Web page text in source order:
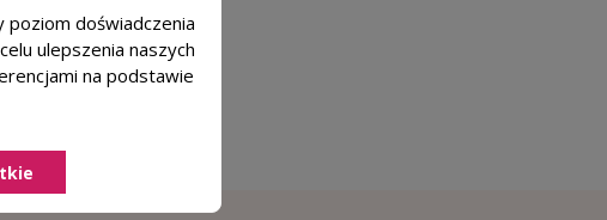
poziom doświadczenia
ulepszenia naszych
na podstawie